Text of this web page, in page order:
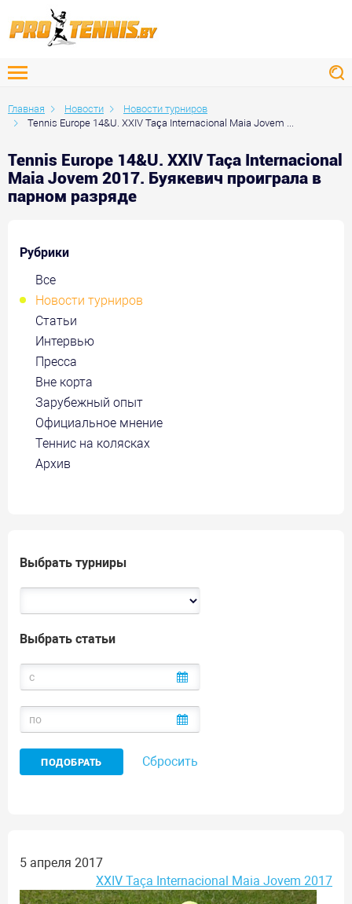
Главная Новости
Новости турниров
Tennis Europe 14&U. XXIV Taça Internacional Maia Jovem ...
Tennis Europe 14&U. XXIV Taça Internacional
Maia Jovem 2017. Буякевич проиграла в
парном разряде
Рубрики
Все
Новости турниров
Статьи
Интервью
Пресса
Вне корта
Зарубежный опыт
Официальное мнение
Теннис на колясках
Архив
Выбрать турниры
Выбрать статьи
Сбросить
5 апреля 2017
XXIV Taça Internacional Maia Jovem 2017